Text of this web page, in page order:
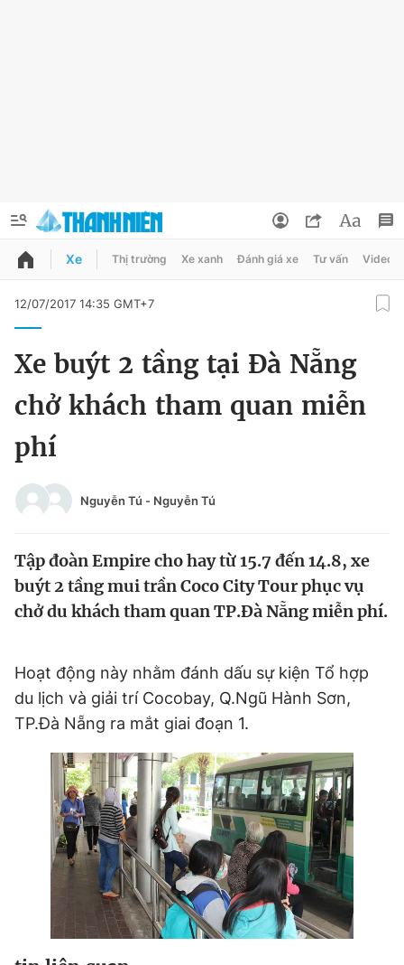
QUẢNG CÁO
Chuyên mục
Chuyên mục khác
Chào ngày mới
Video Magazine
Tiện ích Bạn cần biết
Thông tin tòa soạn Liên hệ quảng cáo
Đọc Thanh Niên trên điện thoại
Đổi mật khẩu
Tin đã lưu
Tin đã xem
Đăng xuất
Xe Thị trường Xe xanh Đánh giá xe Tư vấn Video
12/07/2017 14:35 GMT+7
Xe buýt 2 tầng tại Đà Nẵng
chở khách tham quan miễn
phí
Nguyễn Tú - Nguyễn Tú
Tập đoàn Empire cho hay từ 15.7 đến 14.8, xe
buýt 2 tầng mui trần Coco City Tour phục vụ
chở du khách tham quan TP.Đà Nẵng miễn phí.
Hoạt động này nhằm đánh dấu sự kiện Tổ hợp
du lịch và giải trí Cocobay, Q.Ngũ Hành Sơn,
TP.Đà Nẵng ra mắt giai đoạn 1.